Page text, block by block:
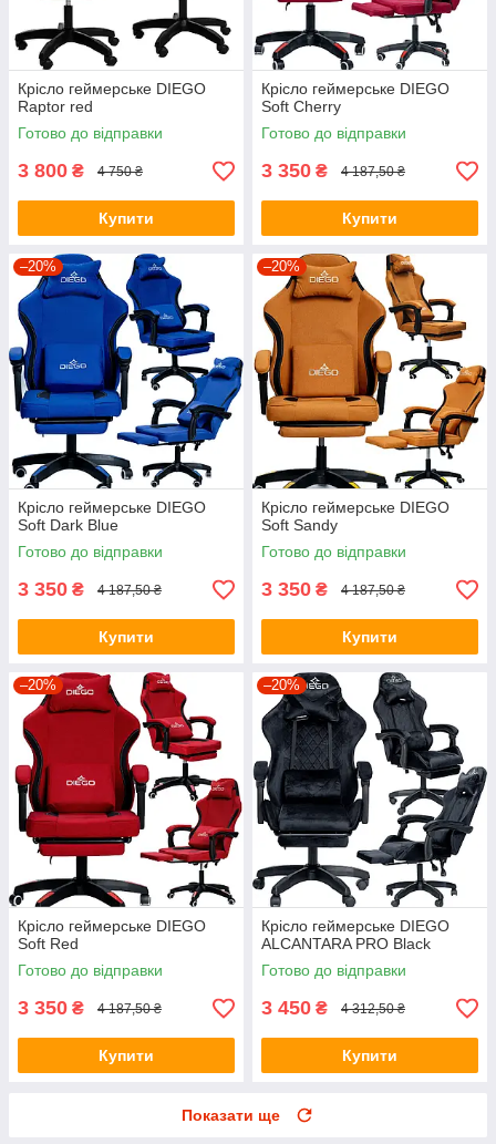
Крісло геймерське DIEGO
Raptor red
Готово до відправки
3 800 ₴ 4 750 ₴
Купити
Крісло геймерське DIEGO
Soft Cherry
Готово до відправки
3 350 ₴ 4 187,50 ₴
Купити
–20%
Крісло геймерське DIEGO
Soft Dark Blue
Готово до відправки
3 350 ₴ 4 187,50 ₴
Купити
–20%
Крісло геймерське DIEGO
Soft Sandy
Готово до відправки
3 350 ₴ 4 187,50 ₴
Купити
–20%
Крісло геймерське DIEGO
Soft Red
Готово до відправки
3 350 ₴ 4 187,50 ₴
Купити
–20%
Крісло геймерське DIEGO
ALCANTARA PRO Black
Готово до відправки
3 450 ₴ 4 312,50 ₴
Купити
Показати ще